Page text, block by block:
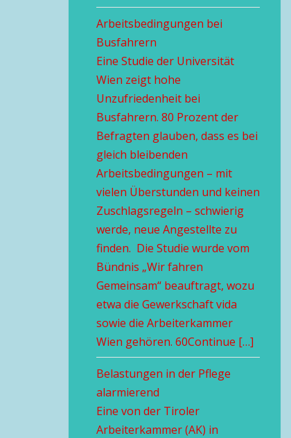
Arbeitsbedingungen bei
Busfahrern
Eine Studie der Universität
Wien zeigt hohe
Unzufriedenheit bei
Busfahrern. 80 Prozent der
Befragten glauben, dass es bei
gleich bleibenden
Arbeitsbedingungen – mit
vielen Überstunden und keinen
Zuschlagsregeln – schwierig
werde, neue Angestellte zu
finden. Die Studie wurde vom
Bündnis „Wir fahren
Gemeinsam“ beauftragt, wozu
etwa die Gewerkschaft vida
sowie die Arbeiterkammer
Wien gehören. 60Continue […]
Belastungen in der Pflege
alarmierend
Eine von der Tiroler
Arbeiterkammer (AK) in